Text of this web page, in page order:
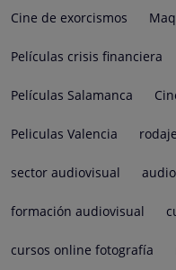
Cine de exorcismos
Películas crisis financiera
Películas Salamanca
Peliculas Valencia
sector audiovisual
formación audiovisual
cursos online fotografía